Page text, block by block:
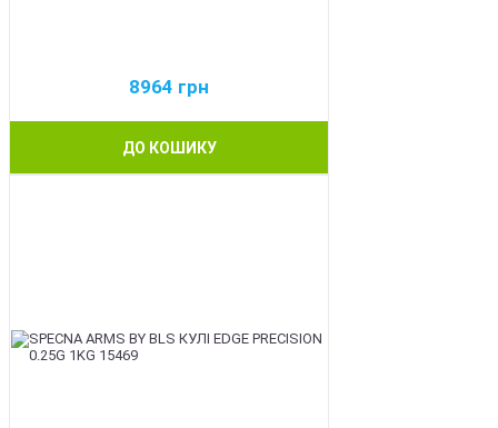
8964 грн
ДО КОШИКУ